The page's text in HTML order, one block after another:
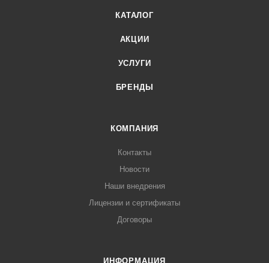
КАТАЛОГ
АКЦИИ
УСЛУГИ
БРЕНДЫ
КОМПАНИЯ
Контакты
Новости
Наши внедрения
Лицензии и сертификаты
Договоры
ИНФОРМАЦИЯ